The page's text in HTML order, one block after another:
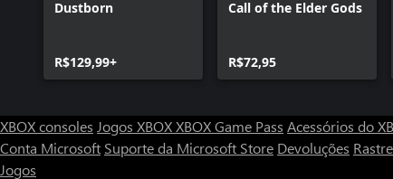
Dustborn
R$129,99+
Call of the Elder Gods
R$72,95
XBOX consoles Jogos XBOXXBOX Game Pass Acessórios do
Conta Microsoft Suporte da Microsoft Store Devoluções
Jogos